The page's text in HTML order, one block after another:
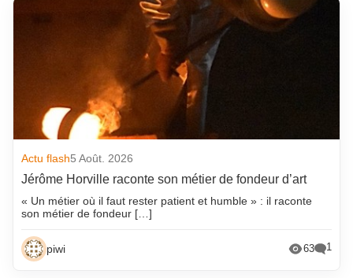
Actu flash5 Août. 2026
Jérôme Horville raconte son métier de fondeur d’art
« Un métier où il faut rester patient et humble » : il raconte
son métier de fondeur […]
piwi 63 1